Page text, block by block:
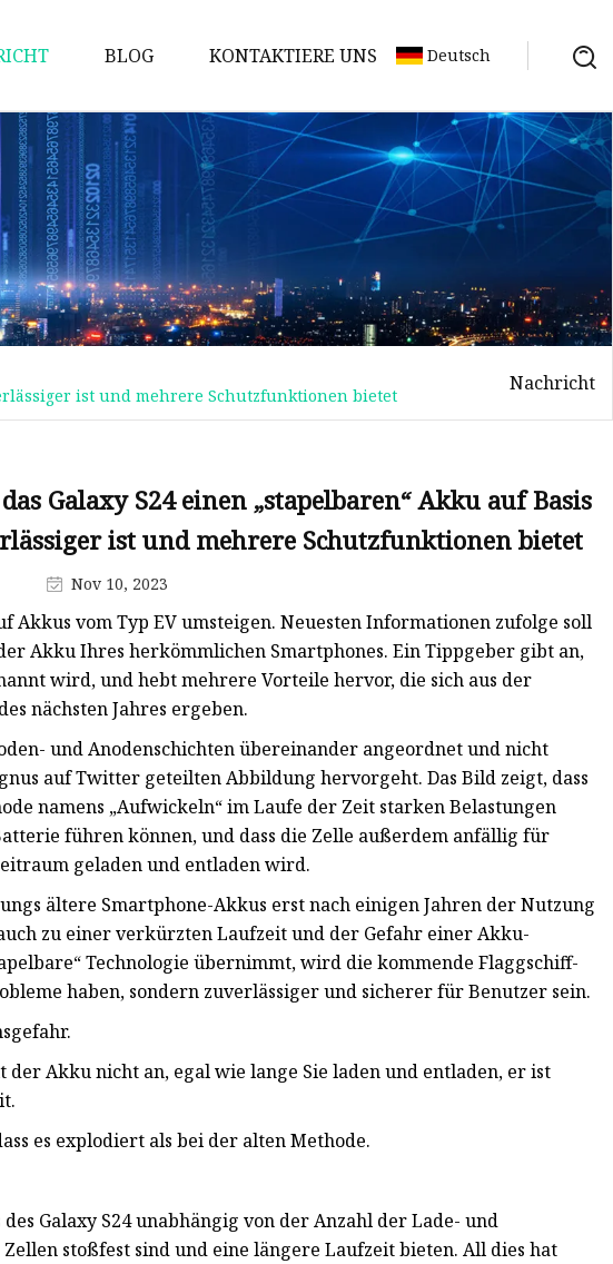
BLOG KONTAKTIERE UNS Deutsch
ist und mehrere Schutzfunktionen bietet
Nachricht
Galaxy S24 einen „stapelbaren“ Akku auf Basis
ist und mehrere Schutzfunktionen bietet
Nov 10, 2023
Akkus vom Typ EV umsteigen. Neuesten Informationen zufolge soll
Akku Ihres herkömmlichen Smartphones. Ein Tippgeber gibt an,
wird, und hebt mehrere Vorteile hervor, die sich aus der
nächsten Jahres ergeben.
und Anodenschichten übereinander angeordnet und nicht
auf Twitter geteilten Abbildung hervorgeht. Das Bild zeigt, dass
namens „Aufwickeln“ im Laufe der Zeit starken Belastungen
führen können, und dass die Zelle außerdem anfällig für
geladen und entladen wird.
ältere Smartphone-Akkus erst nach einigen Jahren der Nutzung
zu einer verkürzten Laufzeit und der Gefahr einer Akku-
Technologie übernimmt, wird die kommende Flaggschiff-
haben, sondern zuverlässiger und sicherer für Benutzer sein.
Akku nicht an, egal wie lange Sie laden und entladen, er ist
es explodiert als bei der alten Methode.
Galaxy S24 unabhängig von der Anzahl der Lade- und
stoßfest sind und eine längere Laufzeit bieten. All dies hat